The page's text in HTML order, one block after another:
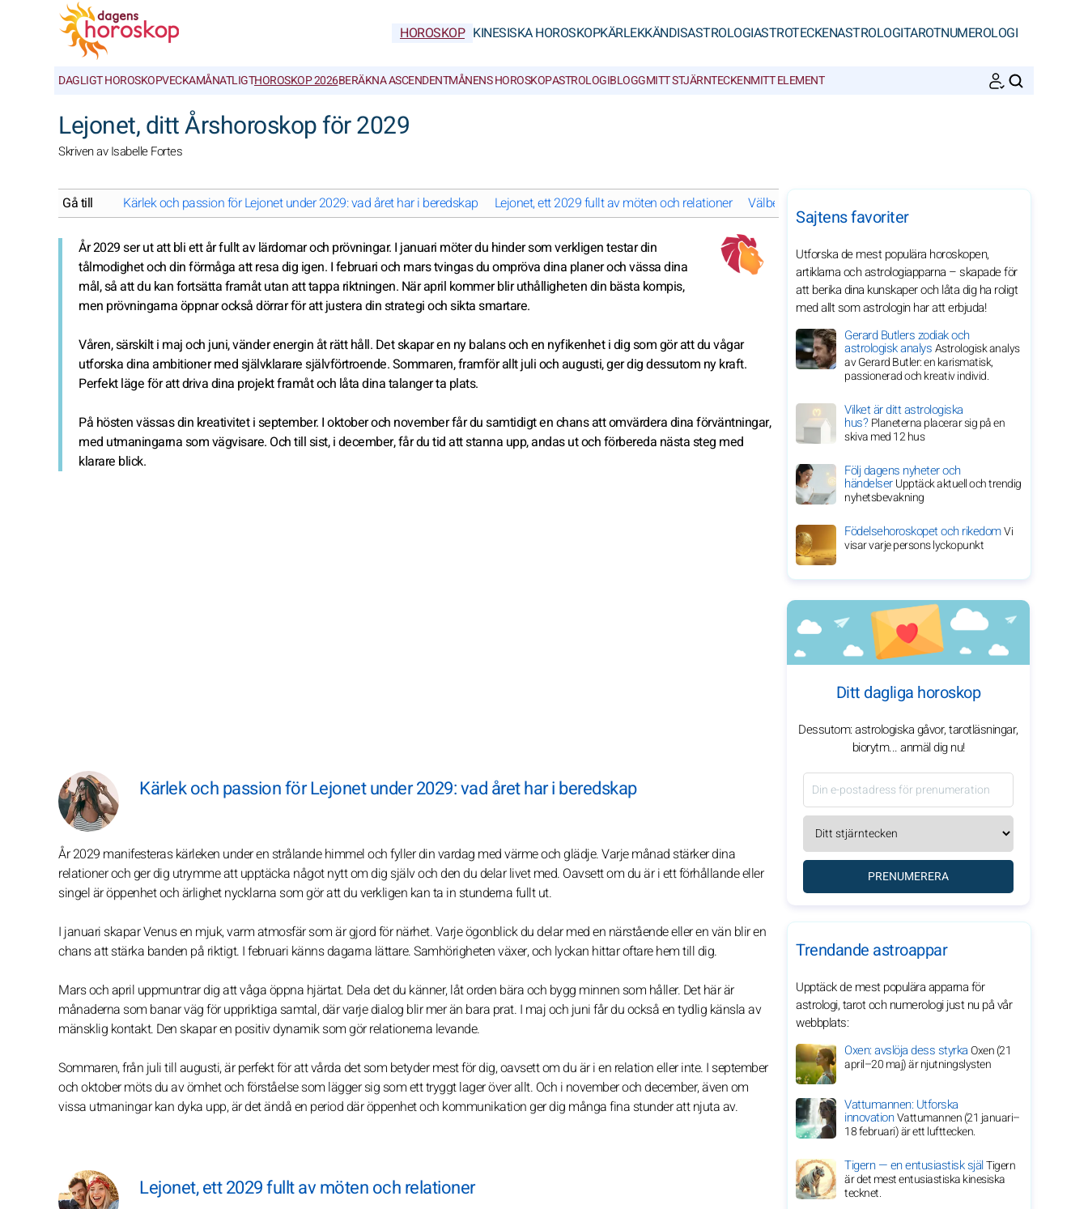
HOROSKOP KINESISKA HOROSKOPKÄRLEKKÄNDISASTROLOGIASTROTECKENASTROLOGITAROTNUMEROLOGI
DAGLIGT HOROSKOPVECKAMÅNATLIGTHOROSKOP 2026BERÄKNA ASCENDENTMÅNENS HOROSKOPASTROLOGIBLOGGMITT STJÄRNTECKENMITT ELEMENT
Lejonet, ditt Årshoroskop för 2029
Skriven av Isabelle Fortes
Gå till Kärlek och passion för Lejonet under 2029: vad året har i beredskap Lejonet, ett 2029 fullt av möten och relationer Välbefinnande och harmoni för Lejonet under 2029
År 2029 ser ut att bli ett år fullt av lärdomar och prövningar. I januari möter du hinder som verkligen testar din
tålmodighet och din förmåga att resa dig igen. I februari och mars tvingas du ompröva dina planer och vässa dina
mål, så att du kan fortsätta framåt utan att tappa riktningen. När april kommer blir uthålligheten din bästa kompis,
men prövningarna öppnar också dörrar för att justera din strategi och sikta smartare.
Våren, särskilt i maj och juni, vänder energin åt rätt håll. Det skapar en ny balans och en nyfikenhet i dig som gör att du vågar
utforska dina ambitioner med självklarare självförtroende. Sommaren, framför allt juli och augusti, ger dig dessutom ny kraft.
Perfekt läge för att driva dina projekt framåt och låta dina talanger ta plats.
På hösten vässas din kreativitet i september. I oktober och november får du samtidigt en chans att omvärdera dina förväntningar,
med utmaningarna som vägvisare. Och till sist, i december, får du tid att stanna upp, andas ut och förbereda nästa steg med
klarare blick.
Kärlek och passion för Lejonet under 2029: vad året har i beredskap
År 2029 manifesteras kärleken under en strålande himmel och fyller din vardag med värme och glädje. Varje månad stärker dina
relationer och ger dig utrymme att upptäcka något nytt om dig själv och den du delar livet med. Oavsett om du är i ett förhållande eller
singel är öppenhet och ärlighet nycklarna som gör att du verkligen kan ta in stunderna fullt ut.
I januari skapar Venus en mjuk, varm atmosfär som är gjord för närhet. Varje ögonblick du delar med en närstående eller en vän blir en
chans att stärka banden på riktigt. I februari känns dagarna lättare. Samhörigheten växer, och lyckan hittar oftare hem till dig.
Mars och april uppmuntrar dig att våga öppna hjärtat. Dela det du känner, låt orden bära och bygg minnen som håller. Det här är
månaderna som banar väg för uppriktiga samtal, där varje dialog blir mer än bara prat. I maj och juni får du också en tydlig känsla av
mänsklig kontakt. Den skapar en positiv dynamik som gör relationerna levande.
Sommaren, från juli till augusti, är perfekt för att vårda det som betyder mest för dig, oavsett om du är i en relation eller inte. I september
och oktober möts du av ömhet och förståelse som lägger sig som ett tryggt lager över allt. Och i november och december, även om
vissa utmaningar kan dyka upp, är det ändå en period där öppenhet och kommunikation ger dig många fina stunder att njuta av.
Lejonet, ett 2029 fullt av möten och relationer
Sajtens favoriter
Utforska de mest populära horoskopen,
artiklarna och astrologiapparna – skapade för
att berika dina kunskaper och låta dig ha roligt
med allt som astrologin har att erbjuda!
Gerard Butlers zodiak och
astrologisk analysAstrologisk analys
av Gerard Butler: en karismatisk,
passionerad och kreativ individ.
Vilket är ditt astrologiska
hus?Planeterna placerar sig på en
skiva med 12 hus
Följ dagens nyheter och
händelserUpptäck aktuell och trendig
nyhetsbevakning
Födelsehoroskopet och rikedomVi
visar varje persons lyckopunkt
Ditt dagliga horoskop
Dessutom: astrologiska gåvor, tarotläsningar,
biorytm... anmäl dig nu!
PRENUMERERA
Trendande astroappar
Upptäck de mest populära apparna för
astrologi, tarot och numerologi just nu på vår
webbplats:
Oxen: avslöja dess styrkaOxen (21
april–20 maj) är njutningslysten
Vattumannen: Utforska
innovationVattumannen (21 januari–
18 februari) är ett lufttecken.
Tigern — en entusiastisk själTigern
är det mest entusiastiska kinesiska
tecknet.